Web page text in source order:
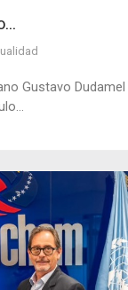
Gustavo Dudamel